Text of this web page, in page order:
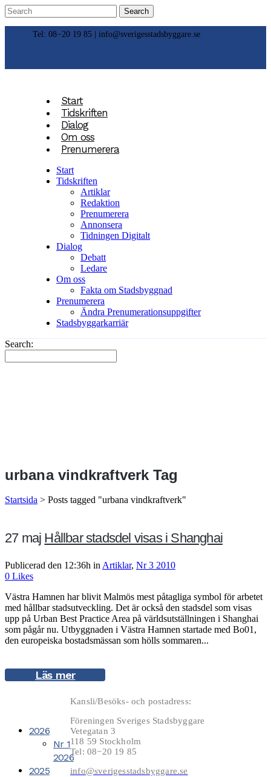
Tel: 08−20 19 85 | info@sverigesstadsbyggare.se
Start
Tidskriften
Dialog
Om oss
Prenumerera
Start
Tidskriften
Artiklar
Redaktion
Prenumerera
Annonsera
Tidningen Digitalt
Dialog
Debatt
Ledare
Om oss
Fakta om Stadsbyggnad
Prenumerera
Ändra Prenumerationsuppgifter
Stadsbyggarkarriär
Search:
urbana vindkraftverk Tag
Startsida > Posts tagged "urbana vindkraftverk"
27 maj Hållbar stadsdel visas i Shanghai
Publicerad den 12:36h in Artiklar, Nr 3 2010
0 Likes
Västra Hamnen har blivit Malmös mest påtagliga symbol för arbetet
med hållbar stadsutveckling. Det är också den stadsdel som visas
upp på Urban Best Practice Area på världsutställningen i Shanghai
som pågår nu. Utbyggnaden i Västra Hamnen startade med Bo01,
den europeiska bostadsmässan som hölls sommaren...
Läs mer
2026
Nr 1
2026
2025
Kansli/Besöks- och postadress:
Föreningen Sveriges Stadsbyggare
Vetegatan 3
118 59 Stockholm
Tel: 08−20 19 85
info@sverigesstadsbyggare.se